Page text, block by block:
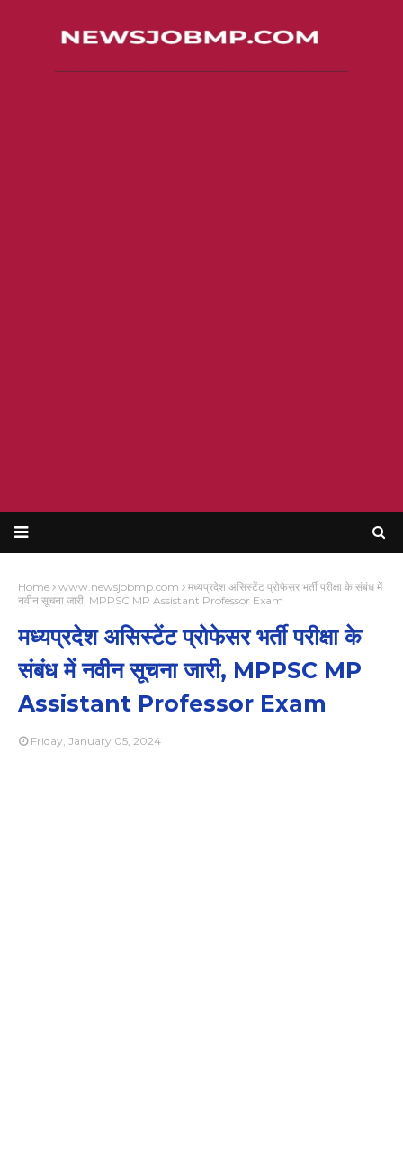
Home www.newsjobmp.com
मध्यप्रदेश असिस्टेंट प्रोफेसर भर्ती परीक्षा के संबंध में
नवीन सूचना जारी, MPPSC MP Assistant Professor Exam
मध्यप्रदेश असिस्टेंट प्रोफेसर भर्ती परीक्षा के
संबंध में नवीन सूचना जारी, MPPSC MP
Assistant Professor Exam
Friday, January 05, 2024